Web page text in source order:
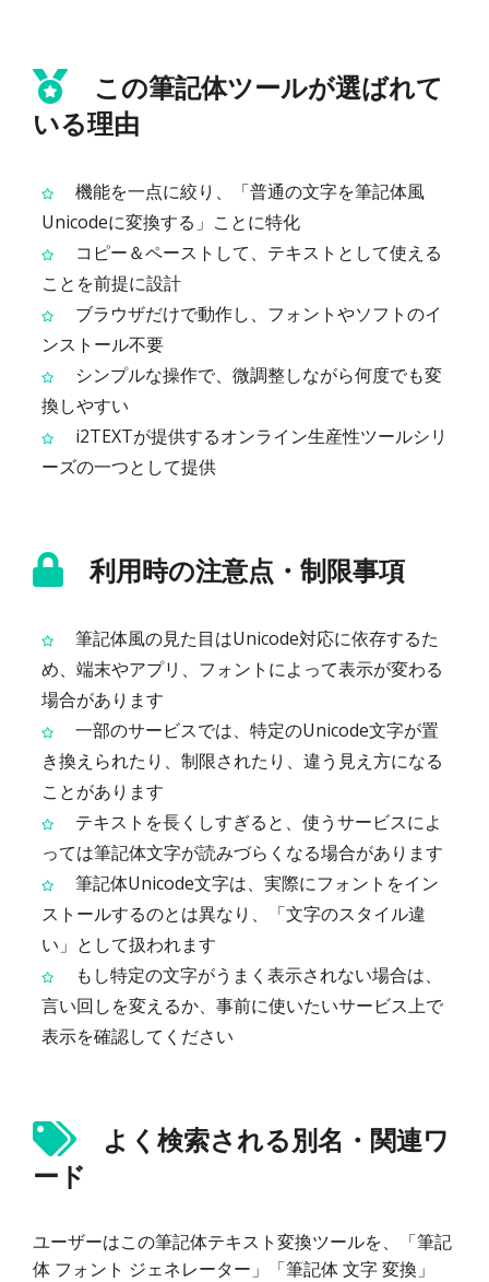
この筆記体ツールが選ばれて
いる理由
機能を一点に絞り、「普通の文字を筆記体風
Unicodeに変換する」ことに特化
コピー＆ペーストして、テキストとして使える
ことを前提に設計
ブラウザだけで動作し、フォントやソフトのイ
ンストール不要
シンプルな操作で、微調整しながら何度でも変
換しやすい
i2TEXTが提供するオンライン生産性ツールシリ
ーズの一つとして提供
利用時の注意点・制限事項
筆記体風の見た目はUnicode対応に依存するた
め、端末やアプリ、フォントによって表示が変わる
場合があります
一部のサービスでは、特定のUnicode文字が置
き換えられたり、制限されたり、違う見え方になる
ことがあります
テキストを長くしすぎると、使うサービスによ
っては筆記体文字が読みづらくなる場合があります
筆記体Unicode文字は、実際にフォントをイン
ストールするのとは異なり、「文字のスタイル違
い」として扱われます
もし特定の文字がうまく表示されない場合は、
言い回しを変えるか、事前に使いたいサービス上で
表示を確認してください
よく検索される別名・関連ワ
ード
ユーザーはこの筆記体テキスト変換ツールを、「筆記
体 フォント ジェネレーター」「筆記体 文字 変換」